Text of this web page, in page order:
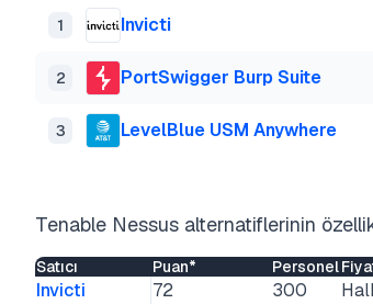
1 Invicti
2 PortSwigger Burp Suite
3 LevelBlue USM Anywhere
Tenable Nessus alternatiflerinin
Satıcı Puan* Personel
Invicti
72
300